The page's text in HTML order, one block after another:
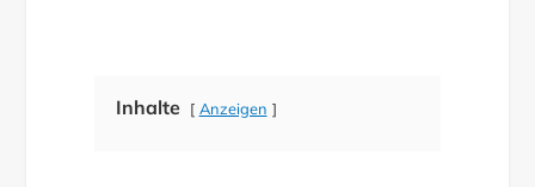
Inhalte Anzeigen